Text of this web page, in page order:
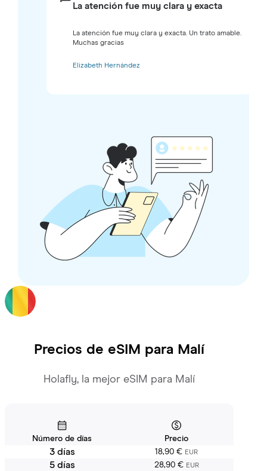
La atención fue muy clara y exacta
La atención fue muy clara y exacta. Un trato amable.
Muchas gracias
Elizabeth Hernández
Precios de eSIM para Malí
Holafly, la mejor eSIM para Malí
Número de días Precio
3 días 18,90 € EUR
5 días 28,90 € EUR